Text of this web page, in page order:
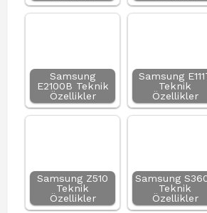
Samsung
E2100B Teknik
Özellikler
Samsung
Teknik
Özellikler
Samsung Z510
Teknik
Özellikler
Samsung
Teknik
Özellikler